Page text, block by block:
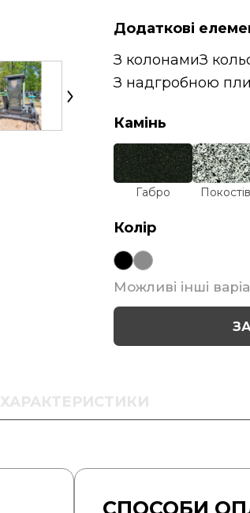
Додаткові
З колонамиЗ
З надгробною
Камінь
Габро
Колір
Можливі інші
ХАРАКТЕРИСТИКИ
СПОСОБИ